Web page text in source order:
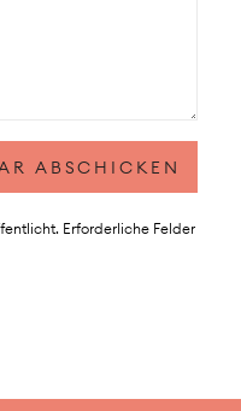
Erforderliche Felder